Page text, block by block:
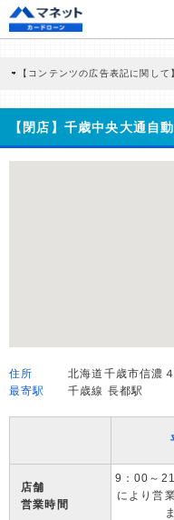
【コンテンツの広告表記に関して
商品を根拠なくPRするものではな
どに基づき、公平性を担保した情
>提携企業一覧
【閉店】千歳中央大通自
住所
北海道千歳市信濃
最寄駅
千歳線 長都駅
店舗
営業時間
9：00～
により営